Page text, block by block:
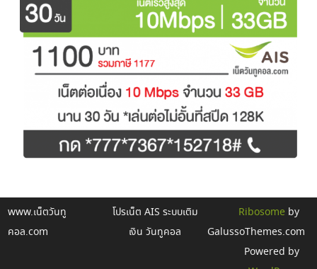
www.เน็ตวันทู
คอล.com
โปรเน็ต AIS ระบบเติม
เงิน วันทูคอล
Ribosome by
GalussoThemes.com
Powered by